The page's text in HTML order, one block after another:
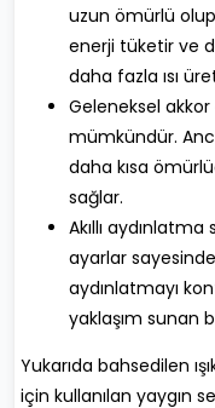
uzun ömürlü
enerji tüketir ve
daha fazla ısı
Geleneksel
mümkündür.
daha kısa
sağlar.
Akıllı
ayarlar
aydınlatmayı
yaklaşım sunan
Yukarıda bahsedilen
için kullanılan yaygın